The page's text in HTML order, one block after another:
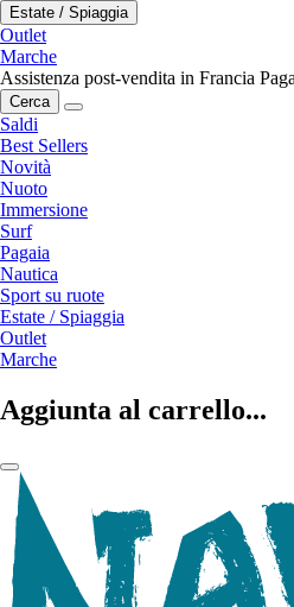
Estate / Spiaggia
Outlet
Marche
Assistenza post-vendita in Francia
Cerca
Saldi
Best Sellers
Novità
Nuoto
Immersione
Surf
Pagaia
Nautica
Sport su ruote
Estate / Spiaggia
Outlet
Marche
Aggiunta al carrello...